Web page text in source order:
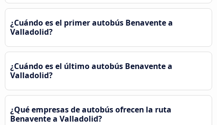
¿Cuándo es el primer autobús Benavente a
Valladolid?
¿Cuándo es el último autobús Benavente a
Valladolid?
¿Qué empresas de autobús ofrecen la ruta
Benavente a Valladolid?